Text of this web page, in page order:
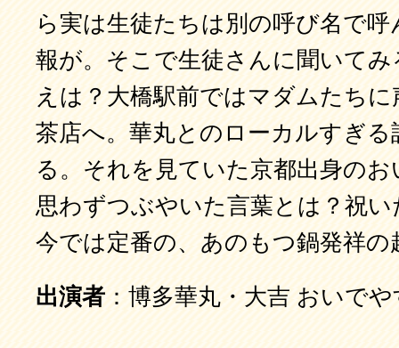
ら実は生徒たちは別の呼び名で
報が。そこで生徒さんに聞いて
えは？大橋駅前ではマダムたち
茶店へ。華丸とのローカルすぎる
る。それを見ていた京都出身の
思わずつぶやいた言葉とは？祝
今では定番の、あのもつ鍋発祥の
出演者：博多華丸・大吉 おいで